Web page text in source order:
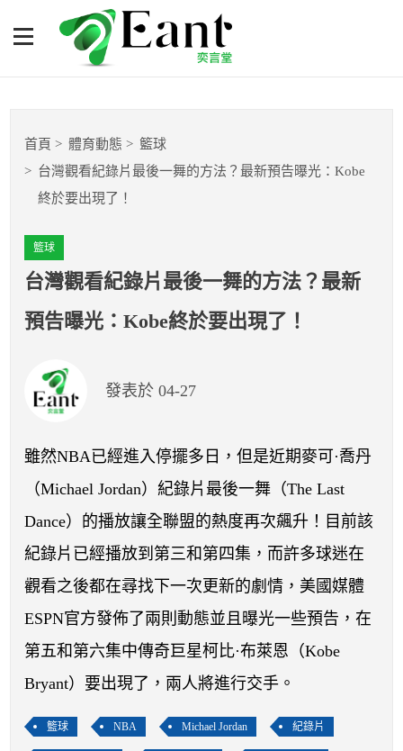
台灣觀看紀錄片最後一舞的
方法？最新預告曝光：Kobe
籃球
棒球
球隊數據
開賽列表
運彩教學專區
首頁 體育動態
籃球
台灣觀看紀錄片最後一舞的方法？最新預告曝光：Kobe
終於要出現了！
籃球
台灣觀看紀錄片最後一舞的方法？最新
預告曝光：Kobe終於要出現了！
發表於 04-27
雖然NBA已經進入停擺多日，但是近期麥可·喬丹
（Michael Jordan）紀錄片最後一舞（The Last
Dance）的播放讓全聯盟的熱度再次飆升！目前該
紀錄片已經播放到第三和第四集，而許多球迷在
觀看之後都在尋找下一次更新的劇情，美國媒體
ESPN官方發佈了兩則動態並且曝光一些預告，在
第五和第六集中傳奇巨星柯比·布萊恩（Kobe
Bryant）要出現了，兩人將進行交手。
籃球 NBA Michael Jordan 紀錄片